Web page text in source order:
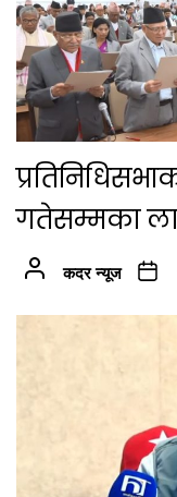
गतेसम्मका
कदर न्यूज